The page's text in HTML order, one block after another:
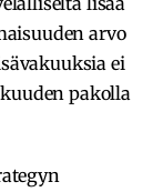
arvo
ei
pakolla